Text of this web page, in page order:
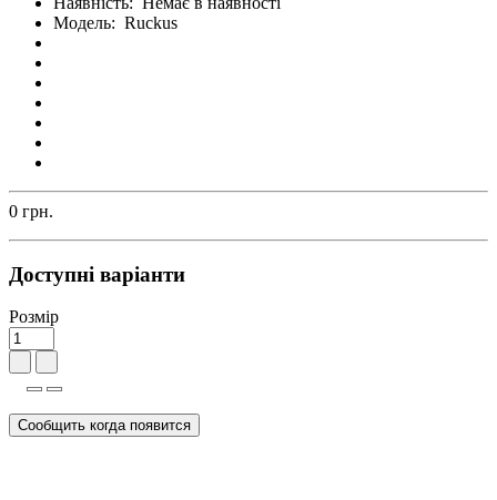
Модель: Ruckus
0 грн.
Доступні варіанти
Розмір
Сообщить когда появится